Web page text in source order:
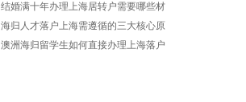
流程是怎样的？
结婚满十年办理上海居转户需要哪些材
料？
海归人才落户上海需遵循的三大核心原
则解析
澳洲海归留学生如何直接办理上海落户